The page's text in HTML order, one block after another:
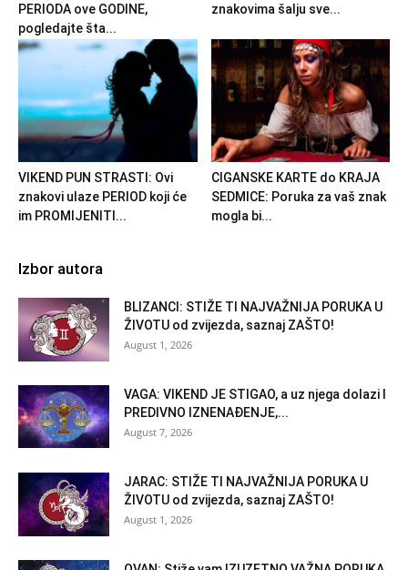
PERIODA ove GODINE,
pogledajte šta...
znakovima šalju sve...
VIKEND PUN STRASTI: Ovi
znakovi ulaze PERIOD koji će
im PROMIJENITI...
CIGANSKE KARTE do KRAJA
SEDMICE: Poruka za vaš znak
mogla bi...
Izbor autora
BLIZANCI: STIŽE TI NAJVAŽNIJA PORUKA U
ŽIVOTU od zvijezda, saznaj ZAŠTO!
August 1, 2026
VAGA: VIKEND JE STIGAO, a uz njega dolazi I
PREDIVNO IZNENAĐENJE,...
August 7, 2026
JARAC: STIŽE TI NAJVAŽNIJA PORUKA U
ŽIVOTU od zvijezda, saznaj ZAŠTO!
August 1, 2026